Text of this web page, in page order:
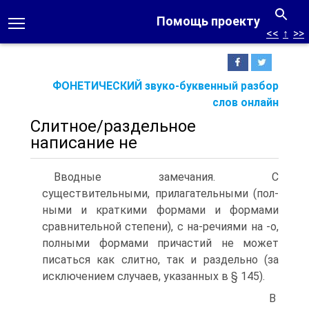
Помощь проекту
ФОНЕТИЧЕСКИЙ звуко-буквенный разбор
слов онлайн
<< ↑ >>
Слитное/раздельное
написание не
Вводные замечания. С
существительными, прилагательными (пол-
ными и краткими формами и формами
сравнительной степени), с на-речиями на -о,
полными формами причастий не может
писаться как слитно, так и раздельно (за
исключением случаев, указанных в § 145).
В